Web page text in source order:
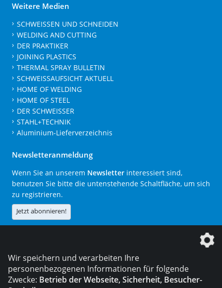
Weitere Medien
SCHWEISSEN UND SCHNEIDEN
WELDING AND CUTTING
DER PRAKTIKER
JOINING PLASTICS
THERMAL SPRAY BULLETIN
SCHWEISSAUFSICHT AKTUELL
HOME OF WELDING
HOME OF STEEL
DER SCHWEISSER
STAHL+TECHNIK
Aluminium-Lieferverzeichnis
Newsletteranmeldung
Wenn Sie an unserem Newsletter interessiert sind,
benutzen Sie bitte die untenstehende Schaltfläche, um sich
zu registrieren.
Jetzt abonnieren!
Die DVS Media GmbH ist ein Unternehmen der
Wir speichern und verarbeiten Ihre
personenbezogenen Informationen für folgende
Zwecke: Betrieb der Webseite, Sicherheit, Besucher-